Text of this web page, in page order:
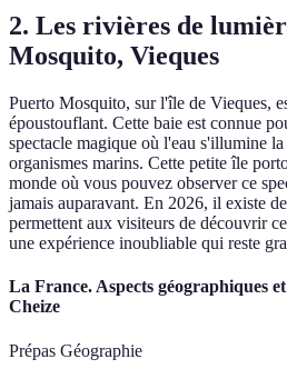
2. Les rivières de
Mosquito, Vieques
Puerto Mosquito, sur l'île de Vieques,
époustouflant. Cette baie est connue
spectacle magique où l'eau s'illumine
organismes marins. Cette petite île
monde où vous pouvez observer ce
jamais auparavant. En 2026, il existe
permettent aux visiteurs de découvrir
une expérience inoubliable qui reste
La France. Aspects géographiques
Cheize
Prépas Géographie